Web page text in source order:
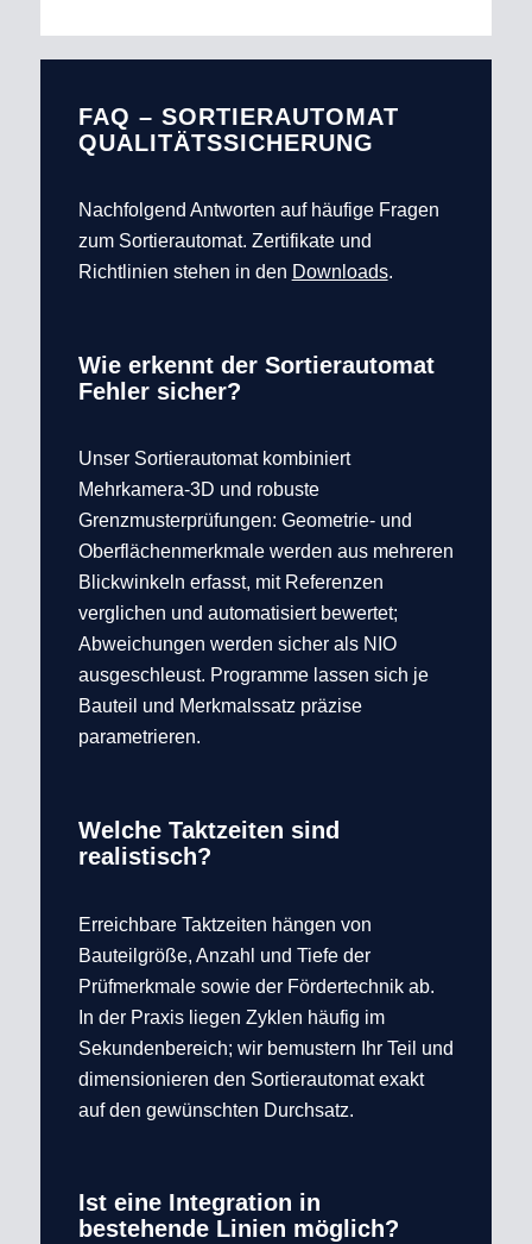
FAQ – SORTIERAUTOMAT
QUALITÄTSSICHERUNG
Nachfolgend Antworten auf häufige Fragen
zum Sortierautomat. Zertifikate und
Richtlinien stehen in den Downloads.
Wie erkennt der Sortierautomat
Fehler sicher?
Unser Sortierautomat kombiniert
Mehrkamera-3D und robuste
Grenzmusterprüfungen: Geometrie- und
Oberflächenmerkmale werden aus mehreren
Blickwinkeln erfasst, mit Referenzen
verglichen und automatisiert bewertet;
Abweichungen werden sicher als NIO
ausgeschleust. Programme lassen sich je
Bauteil und Merkmalssatz präzise
parametrieren.
Welche Taktzeiten sind
realistisch?
Erreichbare Taktzeiten hängen von
Bauteilgröße, Anzahl und Tiefe der
Prüfmerkmale sowie der Fördertechnik ab.
In der Praxis liegen Zyklen häufig im
Sekundenbereich; wir bemustern Ihr Teil und
dimensionieren den Sortierautomat exakt
auf den gewünschten Durchsatz.
Ist eine Integration in
bestehende Linien möglich?